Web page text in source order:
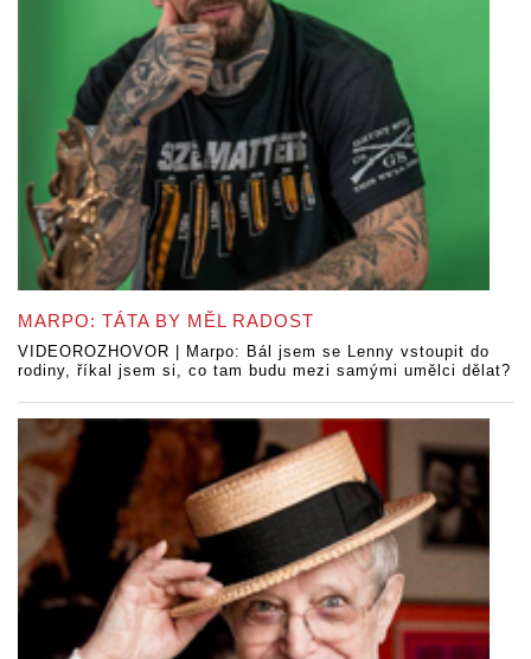
MARPO: TÁTA BY MĚL RADOST
VIDEOROZHOVOR | Marpo: Bál jsem se Lenny vstoupit do
rodiny, říkal jsem si, co tam budu mezi samými umělci dělat?